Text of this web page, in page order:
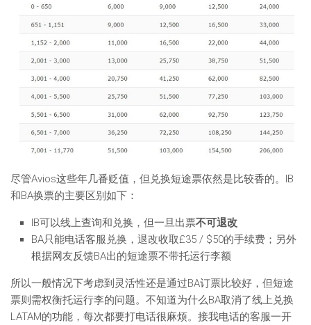
尽管Avios这些年几番贬值，但兑换短途票依然是比较香的。IB
和BA换票的主要区别如下：
IB可以线上查询和兑换，但一旦出票不可退改
BA只能电话客服兑换，退改收取£35 / $50的手续费；另外
根据网友反馈BA出的短途票不带托运行李额
所以一般情况下考虑到灵活性还是通过BA订票比较好，但短途
票则需权衡托运行李的问题。不知道为什么BA取消了线上兑换
LATAM的功能，每次都要打电话很麻烦。接我电话的客服一开